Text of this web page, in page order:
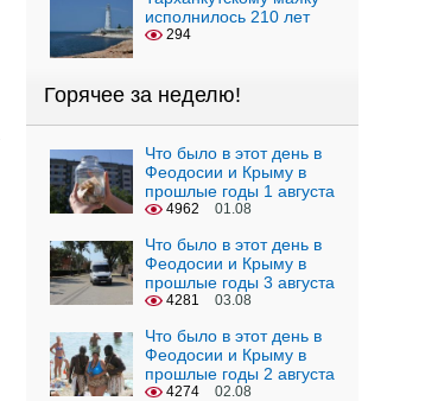
исполнилось 210 лет
294
Горячее за неделю!
Что было в этот день в
Феодосии и Крыму в
прошлые годы 1 августа
4962 01.08
Что было в этот день в
Феодосии и Крыму в
прошлые годы 3 августа
4281 03.08
Что было в этот день в
Феодосии и Крыму в
прошлые годы 2 августа
4274 02.08